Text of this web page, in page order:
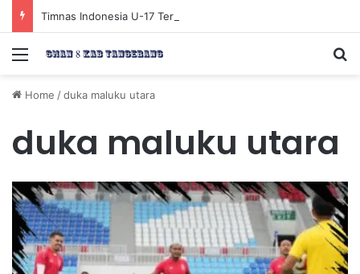
Menu
Home /duka maluku utara
duka maluku utara